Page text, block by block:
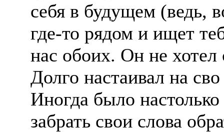
себя в будущем (ведь,
где-то рядом и ищет
нас обоих. Он не
Долго настаивал на
Иногда было
забрать свои слова